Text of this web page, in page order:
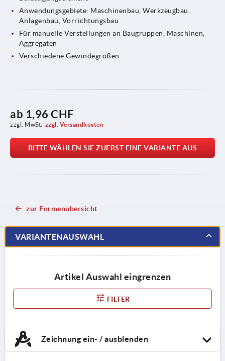
Anwendungsgebiete: Maschinenbau, Werkzeugbau,
Anlagenbau, Vorrichtungsbau
Für manuelle Verstellungen an Baugruppen, Maschinen,
Aggregaten
Verschiedene Gewindegrößen
ab 1,96 CHF
zzgl. MwSt. zzgl. Versandkosten
BITTE WÄHLEN SIE ZUERST EINE VARIANTE AUS
zur Formenübersicht
VARIANTENAUSWAHL
Artikel Auswahl eingrenzen
FILTER
Zeichnung ein- / ausblenden